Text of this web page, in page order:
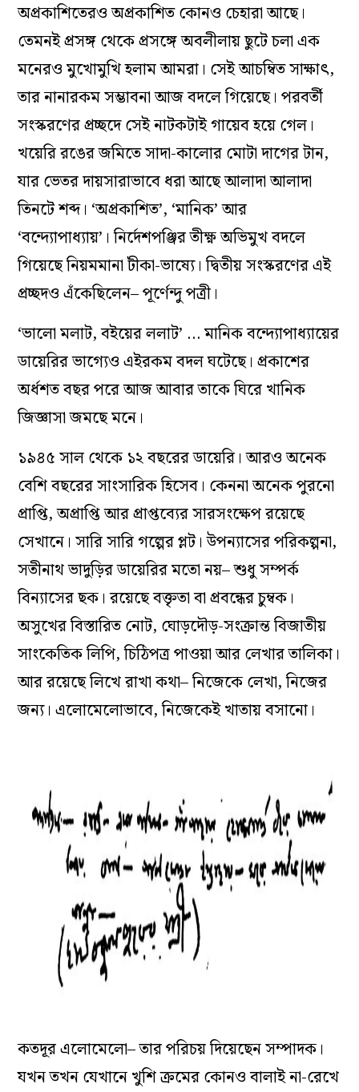
অপ্রকাশিতেরও অপ্রকাশিত কোনও চেহারা আছে।
তেমনই প্রসঙ্গ থেকে প্রসঙ্গে অবলীলায় ছুটে চলা এক
মনেরও মুখোমুখি হলাম আমরা। সেই আচম্বিত সাক্ষাৎ,
তার নানারকম সম্ভাবনা আজ বদলে গিয়েছে। পরবর্তী
সংস্করণের প্রচ্ছদে সেই নাটকটাই গায়েব হয়ে গেল।
খয়েরি রঙের জমিতে সাদা-কালোর মোটা দাগের টান,
যার ভেতর দায়সারাভাবে ধরা আছে আলাদা আলাদা
তিনটে শব্দ। ‘অপ্রকাশিত’, ‘মানিক’ আর
‘বন্দ‌্যোপাধ‌্যায়’। নির্দেশপঞ্জির তীক্ষ্ণ অভিমুখ বদলে
গিয়েছে নিয়মমানা টীকা-ভাষ‌্যে। দ্বিতীয় সংস্করণের এই
প্রচ্ছদও এঁকেছিলেন– পূর্ণেন্দু পত্রী।
‘ভালো মলাট, বইয়ের ললাট’ … মানিক বন্দ‌্যোপাধ‌্যায়ের
ডায়েরির ভাগ‌্যেও এইরকম বদল ঘটেছে। প্রকাশের
অর্ধশত বছর পরে আজ আবার তাকে ঘিরে খানিক
জিজ্ঞাসা জমছে মনে।
১৯৪৫ সাল থেকে ১২ বছরের ডায়েরি। আরও অনেক
বেশি বছরের সাংসারিক হিসেব। কেননা অনেক পুরনো
প্রাপ্তি, অপ্রাপ্তি আর প্রাপ্তব‌্যের সারসংক্ষেপ রয়েছে
সেখানে। সারি সারি গল্পের প্লট। উপন‌্যাসের পরিকল্পনা,
সতীনাথ ভাদুড়ির ডায়েরির মতো নয়– শুধু সম্পর্ক
বিন‌্যাসের ছক। রয়েছে বক্তৃতা বা প্রবন্ধের চুম্বক।
অসুখের বিস্তারিত নোট, ঘোড়দৌড়-সংক্রান্ত বিজাতীয়
সাংকেতিক লিপি, চিঠিপত্র পাওয়া আর লেখার তালিকা।
আর রয়েছে লিখে রাখা কথা– নিজেকে লেখা, নিজের
জন‌্য। এলোমেলোভাবে, নিজেকেই খাতায় বসানো।
কতদূর এলোমেলো– তার পরিচয় দিয়েছেন সম্পাদক।
যখন তখন যেখানে খুশি ক্রমের কোনও বালাই না-রেখে